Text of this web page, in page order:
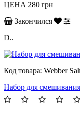
ЦЕНА 280 грн
Закончился
D..
Код товара: Webber
Набор для